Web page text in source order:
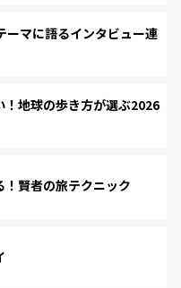
ーマに語るインタビュー連
地球の歩き方が選ぶ2026
賢者の旅テクニック